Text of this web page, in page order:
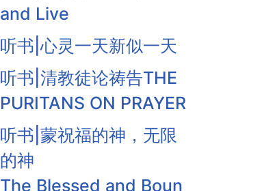
and Live
听书|心灵一天新似一天
听书|清教徒论祷告THE
PURITANS ON PRAYER
听书|蒙祝福的神，无限
的神
The Blessed and Boun